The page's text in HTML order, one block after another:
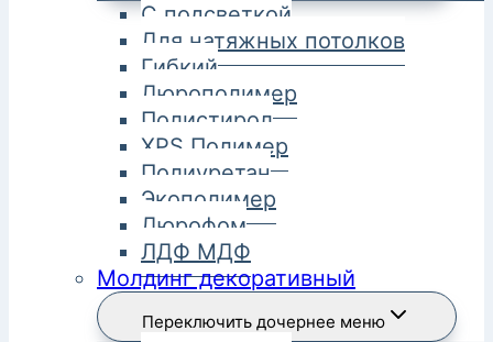
С подсветкой
Для натяжных потолков
Гибкий
Дюрополимер
Полистирол
XPS Полимер
Полиуретан
Экополимер
Дюрофом
ЛДФ МДФ
Молдинг декоративный
Переключить дочернее меню